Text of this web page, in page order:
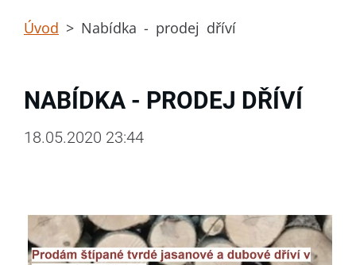
Úvod > Nabídka - prodej dříví
NABÍDKA - PRODEJ DŘÍVÍ
18.05.2020 23:44